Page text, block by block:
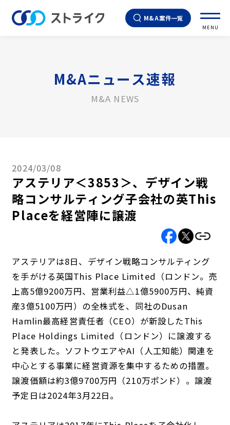
M&A案件一覧
MENU
M&Aニュース速報
M&A NEWS
2024/03/08
アステリア＜3853＞、デザイン戦
略コンサルティング子会社の英This
Placeを経営陣に譲渡
アステリアは8日、デザイン戦略コンサルティング
を手がける英国This Place Limited（ロンドン。売
上高5億9200万円、営業利益△1億5900万円、純資
産3億5100万円）の全株式を、同社のDusan
Hamlin最高経営責任者（CEO）が新設したThis
Place Holdings Limited（ロンドン）に譲渡する
と発表した。ソフトウエアやAI（人工知能）関連を
中心とする事業に経営資源を集中するための措置。
譲渡価額は約3億9700万円（210万ポンド）。譲渡
予定日は2024年3月22日。